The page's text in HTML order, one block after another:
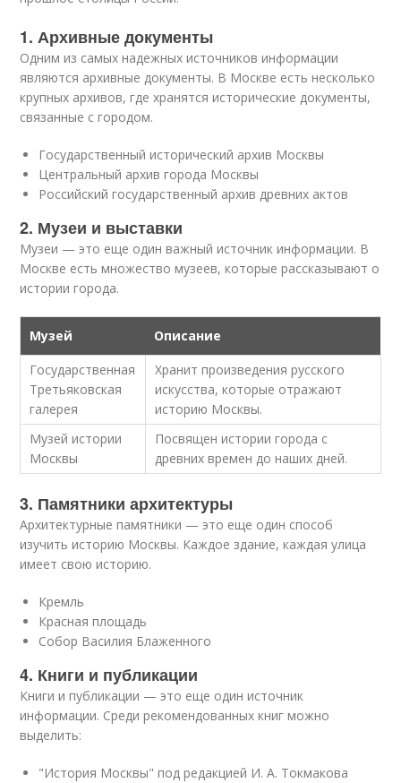
1. Архивные документы
Одним из самых надежных источников информации
являются архивные документы. В Москве есть несколько
крупных архивов, где хранятся исторические документы,
связанные с городом.
Государственный исторический архив Москвы
Центральный архив города Москвы
Российский государственный архив древних актов
2. Музеи и выставки
Музеи — это еще один важный источник информации. В
Москве есть множество музеев, которые рассказывают о
истории города.
Музей
Описание
Государственная
Третьяковская
галерея
Хранит произведения русского
искусства, которые отражают
историю Москвы.
Музей истории
Москвы
Посвящен истории города с
древних времен до наших дней.
3. Памятники архитектуры
Архитектурные памятники — это еще один способ
изучить историю Москвы. Каждое здание, каждая улица
имеет свою историю.
Кремль
Красная площадь
Собор Василия Блаженного
4. Книги и публикации
Книги и публикации — это еще один источник
информации. Среди рекомендованных книг можно
выделить:
"История Москвы" под редакцией И. А. Токмакова